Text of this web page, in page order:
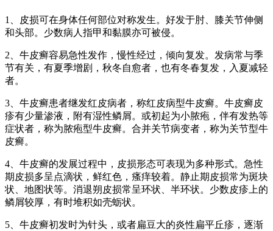
1、皮损可在身体任何部位对称发生。好发于肘、膝关节伸侧
和头部。少数病人指甲和黏膜亦可被侵。
2、牛皮癣容易急性发作，慢性经过，倾向复发。发病常与季
节有关，有夏季增剧，秋冬自愈者，也有冬春复发，入夏减轻
者。
3、牛皮癣患者继发红皮病者，称红皮病型牛皮癣。牛皮癣皮
疹有少量渗液，附有湿性鳞屑。或初起为小脓疱，伴有发热等
症状者，称为脓疱型牛皮癣。合并关节病变者，称为关节型牛
皮癣。
4、牛皮癣的发展过程中，皮损形态可表现为多种形式。急性
期皮损多呈点滴状，鲜红色，瘙痒较着。静止期皮损常为斑块
状、地图状等。消退朔皮损常呈环状、半环状。少数皮疹上的
鳞屑较厚，有时堆积如壳蛎状。
5、牛皮癣初发时为针头，或者扁豆大的炎性扁平丘疹，逐渐